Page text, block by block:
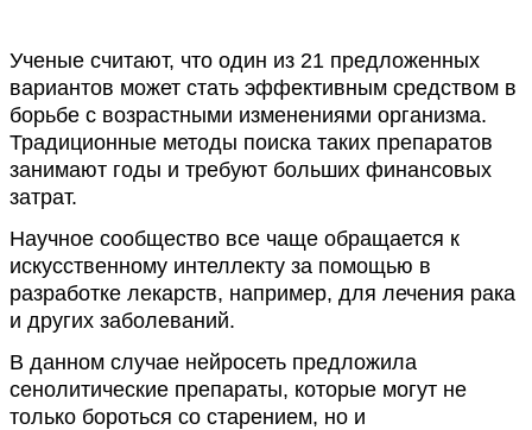
Ученые считают, что один из 21 предложенных
вариантов может стать эффективным средством в
борьбе с возрастными изменениями организма.
Традиционные методы поиска таких препаратов
занимают годы и требуют больших финансовых
затрат.
Научное сообщество все чаще обращается к
искусственному интеллекту за помощью в
разработке лекарств, например, для лечения рака
и других заболеваний.
В данном случае нейросеть предложила
сенолитические препараты, которые могут не
только бороться со старением, но и